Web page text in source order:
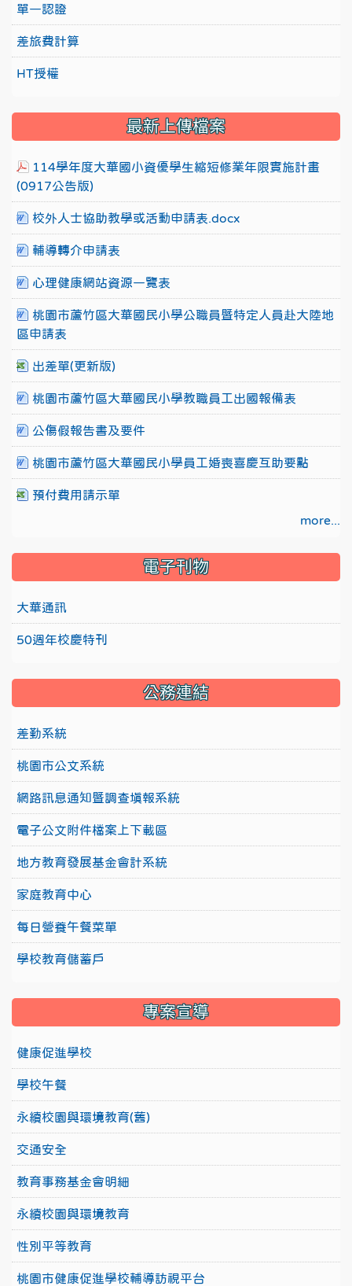
單一認證
差旅費計算
HT授權
最新上傳檔案
114學年度大華國小資優學生縮短修業年限實施計畫
(0917公告版)
校外人士協助教學或活動申請表.docx
輔導轉介申請表
心理健康網站資源一覽表
桃園市蘆竹區大華國民小學公職員暨特定人員赴大陸地
區申請表
出差單(更新版)
桃園市蘆竹區大華國民小學教職員工出國報備表
公傷假報告書及要件
桃園市蘆竹區大華國民小學員工婚喪喜慶互助要點
預付費用請示單
more...
電子刊物
大華通訊
50週年校慶特刊
公務連結
差勤系統
桃園市公文系統
網路訊息通知暨調查填報系統
電子公文附件檔案上下載區
地方教育發展基金會計系統
家庭教育中心
每日營養午餐菜單
學校教育儲蓄戶
專案宣導
健康促進學校
學校午餐
永續校園與環境教育(舊)
交通安全
教育事務基金會明細
永續校園與環境教育
性別平等教育
桃園市健康促進學校輔導訪視平台